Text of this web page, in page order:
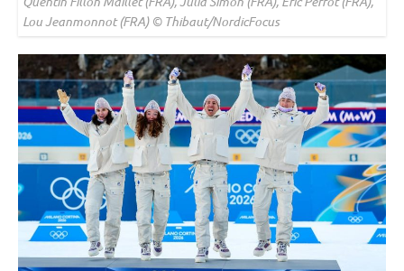
Lou Jeanmonnot (FRA) © Thibaut/NordicFocus